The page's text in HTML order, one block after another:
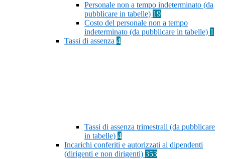
Personale non a tempo indeterminato (da
pubblicare in tabelle) 19
Costo del personale non a tempo
indeterminato (da pubblicare in tabelle) 1
Tassi di assenza 4
Tassi di assenza trimestrali (da pubblicare
in tabelle) 4
Incarichi conferiti e autorizzati ai dipendenti
(dirigenti e non dirigenti) 353